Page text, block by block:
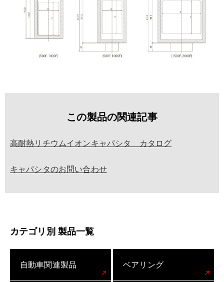
この製品の関連記事
高耐熱リチウムイオンキャパシタ カタログ
キャパシタのお問い合わせ
カテゴリ別 製品一覧
自動車関連製品 ベアリング